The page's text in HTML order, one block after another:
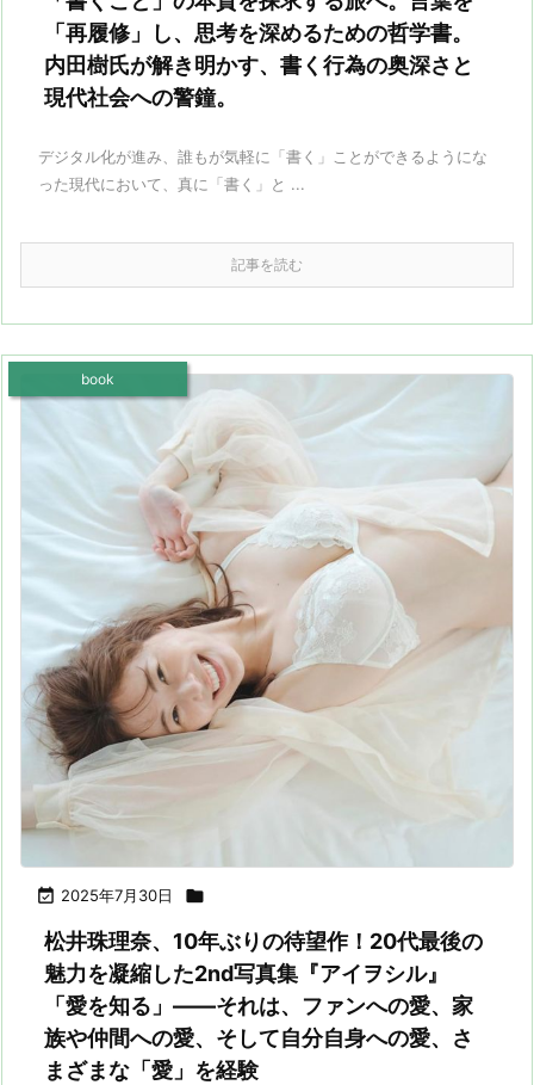
「再履修」し、思考を深めるための哲学書。
内田樹氏が解き明かす、書く行為の奥深さと
現代社会への警鐘。
デジタル化が進み、誰もが気軽に「書く」ことができるようにな
った現代において、真に「書く」と ...
記事を読む
 2025年7月30日 
book
松井珠理奈、10年ぶりの待望作！20代最後の
魅力を凝縮した2nd写真集『アイヲシル』
「愛を知る」――それは、ファンへの愛、家
族や仲間への愛、そして自分自身への愛、さ
まざまな「愛」を経験